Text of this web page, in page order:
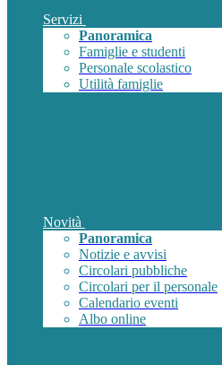
Servizi
Panoramica
Famiglie e studenti
Personale scolastico
Utilità famiglie
Novità
Panoramica
Notizie e avvisi
Circolari pubbliche
Circolari per il personale
Calendario eventi
Albo online